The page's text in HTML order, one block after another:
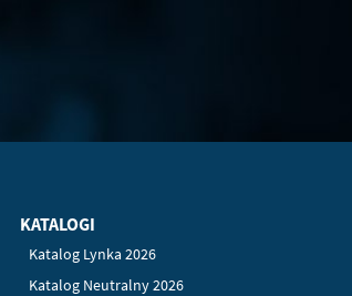
KATALOGI
Katalog Lynka 2026
Katalog Neutralny 2026